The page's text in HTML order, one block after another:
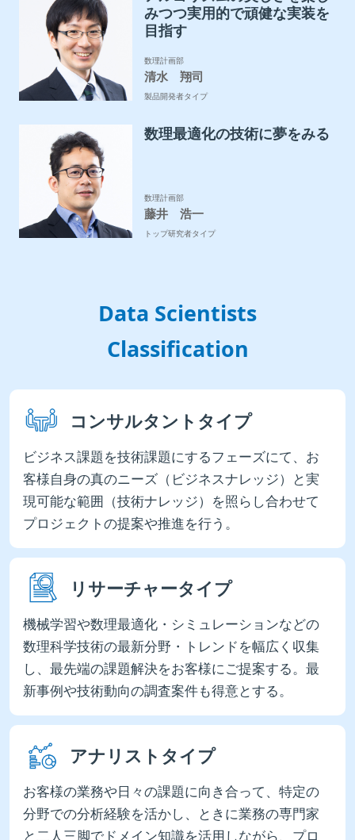
みつつ実用的で頑健な実装を
目指す
数理計画部
清水 翔司
製品開発者タイプ
数理最適化の技術に夢をみる
数理計画部
藤井 浩一
トップ研究者タイプ
Data Scientists
Classification
コンサルタントタイプ
ビジネス課題を技術課題にするフェーズにて、お
客様自身の真のニーズ（ビジネスナレッジ）と実
現可能な範囲（技術ナレッジ）を照らし合わせて
プロジェクトの提案や推進を行う。
リサーチャータイプ
機械学習や数理最適化・シミュレーションなどの
数理科学技術の最新分野・トレンドを幅広く収集
し、最先端の課題解決をお客様にご提案する。最
新事例や技術動向の調査案件も得意とする。
アナリストタイプ
お客様の業務や日々の課題に向き合って、特定の
分野での分析経験を活かし、ときに業務の専門家
と二人三脚でドメイン知識を活用しながら、プロ